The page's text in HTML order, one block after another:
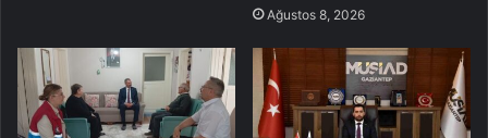
Ağustos 8, 2026